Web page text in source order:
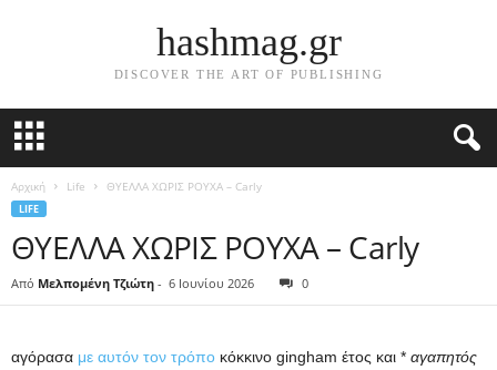
hashmag.gr
DISCOVER THE ART OF PUBLISHING
Αρχική Life ΘΥΕΛΛΑ ΧΩΡΙΣ ΡΟΥΧΑ – Carly
LIFE
ΘΥΕΛΛΑ ΧΩΡΙΣ ΡΟΥΧΑ – Carly
Από Μελπομένη Τζιώτη - 6 Ιουνίου 2026 0
αγόρασα με αυτόν τον τρόπο κόκκινο gingham έτος και * αγαπητός